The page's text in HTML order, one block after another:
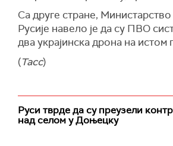
Са друге стране,
Русије навело је да су ПВО
два украјинска дрона на истом
(Тасс)
Руси тврде да су преузели
над селом у Доњецку